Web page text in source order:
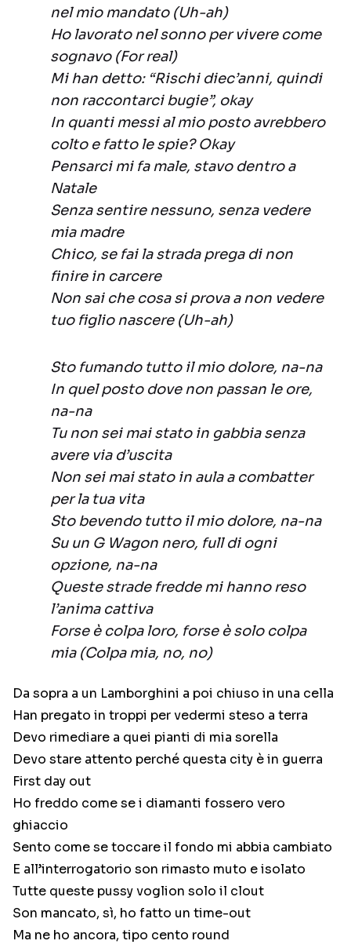
nel mio mandato (Uh-ah)
Ho lavorato nel sonno per vivere come
sognavo (For real)
Mi han detto: “Rischi diec’anni, quindi
non raccontarci bugie”, okay
In quanti messi al mio posto avrebbero
colto e fatto le spie? Okay
Pensarci mi fa male, stavo dentro a
Natale
Senza sentire nessuno, senza vedere
mia madre
Chico, se fai la strada prega di non
finire in carcere
Non sai che cosa si prova a non vedere
tuo figlio nascere (Uh-ah)
Sto fumando tutto il mio dolore, na-na
In quel posto dove non passan le ore,
na-na
Tu non sei mai stato in gabbia senza
avere via d’uscita
Non sei mai stato in aula a combatter
per la tua vita
Sto bevendo tutto il mio dolore, na-na
Su un G Wagon nero, full di ogni
opzione, na-na
Queste strade fredde mi hanno reso
l’anima cattiva
Forse è colpa loro, forse è solo colpa
mia (Colpa mia, no, no)
Da sopra a un Lamborghini a poi chiuso in una cella
Han pregato in troppi per vedermi steso a terra
Devo rimediare a quei pianti di mia sorella
Devo stare attento perché questa city è in guerra
First day out
Ho freddo come se i diamanti fossero vero
ghiaccio
Sento come se toccare il fondo mi abbia cambiato
E all’interrogatorio son rimasto muto e isolato
Tutte queste pussy voglion solo il clout
Son mancato, sì, ho fatto un time-out
Ma ne ho ancora, tipo cento round